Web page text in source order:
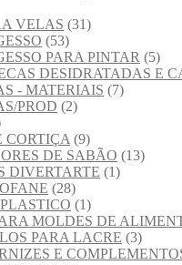
VELAS (31)
(53)
PARA PINTAR (5)
DESIDRATADAS E
- MATERIAIS (7)
PROD (2)
CORTIÇA (9)
DE SABÃO (13)
DIVERTARTE (1)
(28)
(1)
MOLDES DE
PARA LACRE (3)
E